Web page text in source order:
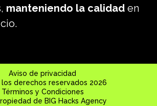
manteniendo la calidad en
Aviso de privacidad
los derechos reservados 2026
Términos y Condiciones
de BIG Hacks Agency